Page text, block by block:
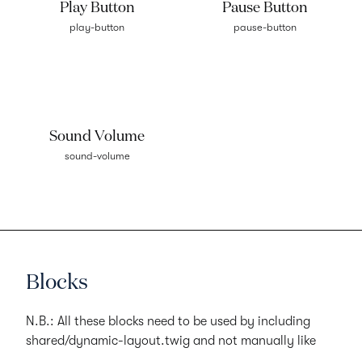
Play Button
play-button
Pause Button
pause-button
Sound Volume
sound-volume
Blocks
N.B.: All these blocks need to be used by including
shared/dynamic-layout.twig and not manually like